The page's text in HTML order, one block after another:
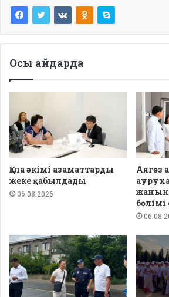
Осы айдарда
Қала әкімі азаматтарды
жеке қабылдады
06.08.2026
Аягөз